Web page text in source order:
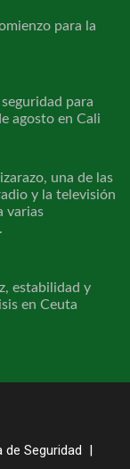
para la
para
agosto en Cali
una de las
y la televisión
varias
estabilidad y
en Ceuta
de Seguridad